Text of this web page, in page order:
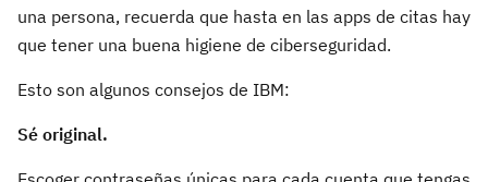
una persona, recuerda que hasta en las apps de citas hay
que tener una buena higiene de ciberseguridad.
Esto son algunos consejos de IBM:
Sé original.